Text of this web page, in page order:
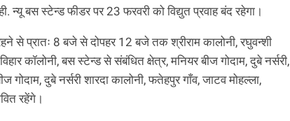
न्यू बस स्टेन्ड फीडर पर 23 फरवरी को विद्युत प्रवाह बंद रहेगा।
से प्रातः 8 बजे से दोपहर 12 बजे तक श्रीराम कालोनी, रघुवन्शी
कॉलोनी, बस स्टेन्ड से संबंधित क्षेत्र, मनियर बीज गोदाम, दुबे नर्सरी,
दुबे नर्सरी शारदा कालोनी, फतेहपुर गाँव, जाटव मोहल्ला,
रहेंगे।